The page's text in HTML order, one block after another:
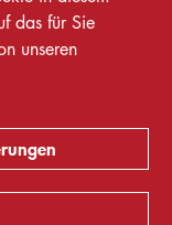
das für Sie
unseren